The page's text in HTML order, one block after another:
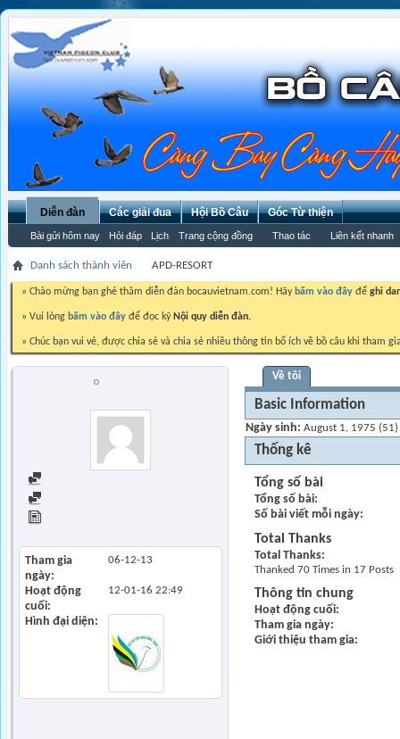
Diễn đàn
Bài gửi hôm nay Hỏi đáp Lịch Trang cộng đồng Thao tác Liên kết nhanh
Các giải đua Hội Bồ Câu Góc Từ thiện
Danh sách thành viên APD-RESORT
» Chào mừng bạn ghé thăm diễn đàn bocauvietnam.com! Hãy bấm vào đây để ghi
» Vui lòng bấm vào đây để đọc kỹ Nội quy diễn đàn.
» Chúc bạn vui vẻ, được chia sẻ và chia sẻ nhiều thông tin bổ ích về bồ câu khi tham
Tham gia
ngày
06-12-13
Hoạt động
cuối
12-01-16 22:49
Hình đại diện
Về tôi
Basic Information
Ngày sinh August 1, 1975 (51)
Thống kê
Tổng số bài
Tổng số bài
Số bài viết mỗi ngày
Total Thanks
Total Thanks
Thanked 70 Times in 17 Posts
Thông tin chung
Hoạt động cuối
Tham gia ngày
Giới thiệu tham gia